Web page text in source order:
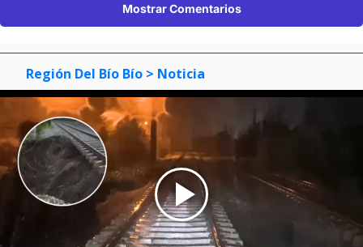
Mostrar Comentarios
Región Del Bío Bío > Noticia